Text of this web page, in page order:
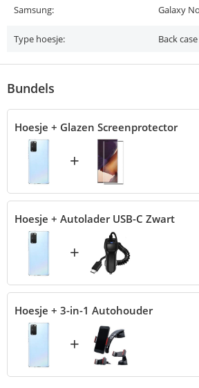
Samsung: Galaxy
Type hoesje: Back case
Bundels
Hoesje + Glazen Screenprotector
+
Hoesje + Autolader USB-C Zwart
+
Hoesje + 3-in-1 Autohouder
+